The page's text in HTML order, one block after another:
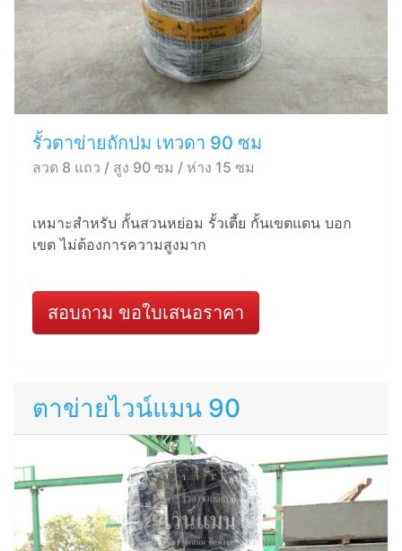
รั้วตาข่ายถักปม เทวดา 90 ซม
ลวด 8 แถว / สูง 90 ซม / ห่าง 15 ซม
เหมาะสำหรับ กั้นสวนหย่อม รั้วเตี้ย กั้นเขตแดน บอก
เขต ไม่ต้องการความสูงมาก
สอบถาม ขอใบเสนอราคา
ตาข่ายไวน์แมน 90